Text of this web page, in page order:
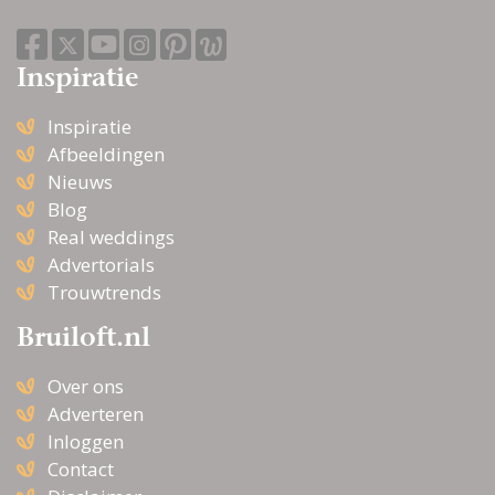
perfecte hoed. Een hoed kopen in de
hoedenwinkel is niet zomaar iets. De
hoedenwinkel zal waarschijnlijk vragen om
van? Dan is de match met de hoed snel
gemaakt. Neem dus een fotootje mee! Of
beschrijf heel nauwkeurig hoe je outfit eruit
ziet en wat je zelf in gedachten hebt.
Inspiratie
Inspiratie
Afbeeldingen
Nieuws
Blog
Real weddings
Advertorials
Trouwtrends
Bruiloft.nl
Over ons
Adverteren
Inloggen
Contact